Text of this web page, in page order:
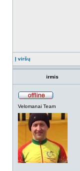
Į viršų
irmis
Velomanai Team